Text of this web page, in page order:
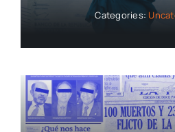
Categories: